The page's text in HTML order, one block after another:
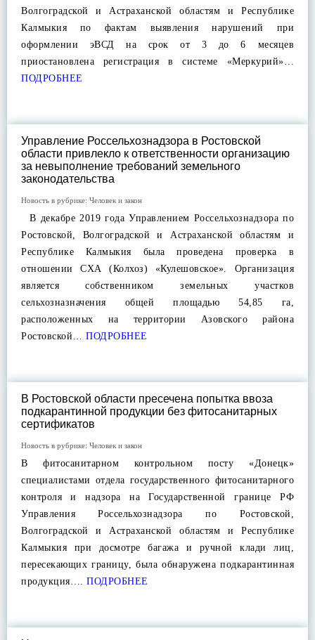
Волгоградской и Астраханской областям и Республике
Калмыкия по фактам выявления нарушений при
оформлении эВСД на срок от 3 до 6 месяцев
приостановлена регистрация в системе «Меркурий»…
ПОДРОБНЕЕ
Управление Россельхознадзора в Ростовской
области привлекло к ответственности организацию
за невыполнение требований земельного
законодательства
Новость в рубрике: Человек и закон
В декабре 2019 года Управлением Россельхознадзора по
Ростовской, Волгоградской и Астраханской областям и
Республике Калмыкия была проведена проверка в
отношении СХА (Колхоз) «Кулешовское». Организация
является собственником земельных участков
сельхозназначения общей площадью 54,85 га,
расположенных на территории Азовского района
Ростовской… ПОДРОБНЕЕ
В Ростовской области пресечена попытка ввоза
подкарантинной продукции без фитосанитарных
сертификатов
Новость в рубрике: Человек и закон
В фитосанитарном контрольном посту «Донецк»
специалистами отдела государственного фитосанитарного
контроля и надзора на Государственной границе РФ
Управления Россельхознадзора по Ростовской,
Волгоградской и Астраханской областям и Республике
Калмыкия при досмотре багажа и ручной клади лиц,
пересекающих границу, была обнаружена подкарантинная
продукция…. ПОДРОБНЕЕ